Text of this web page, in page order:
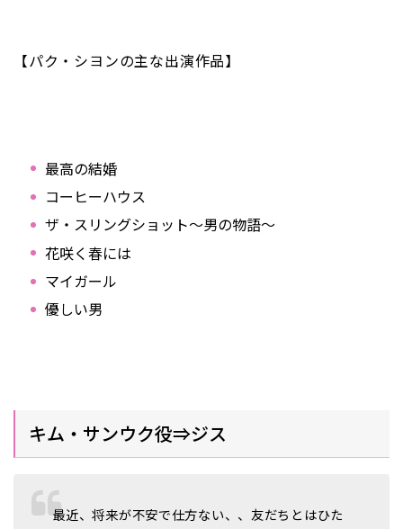
【パク・シヨンの主な出演作品】
最高の結婚
コーヒーハウス
ザ・スリングショット～男の物語～
花咲く春には
マイガール
優しい男
キム・サンウク役⇒ジス
最近、将来が不安で仕方ない、、友だちとはひた